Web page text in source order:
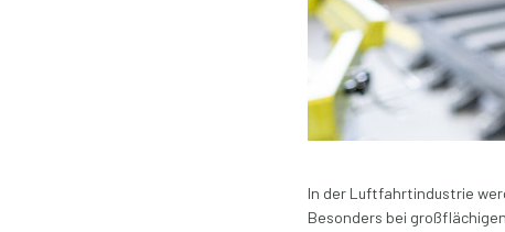
In der Luftfahrtindustrie
Besonders bei